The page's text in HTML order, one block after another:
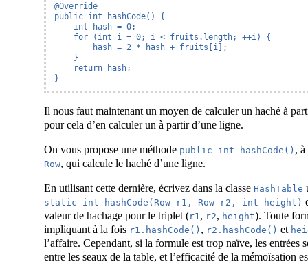
@Override
public int hashCode() {
    int hash = 0;
    for (int i = 0; i < fruits.length; ++i) {
        hash = 2 * hash + fruits[i];
    }
    return hash;
}
Il nous faut maintenant un moyen de calculer un haché à
pour cela d’en calculer un à partir d’une ligne.
On vous propose une méthode public int hashCode() , à
Row, qui calcule le haché d’une ligne.
En utilisant cette dernière, écrivez dans la classe HashTable
static int hashCode(Row r1, Row r2, int height)
valeur de hachage pour le triplet (r1, r2, height). Toute
impliquant à la fois r1.hashCode() , r2.hashCode() et
l’affaire. Cependant, si la formule est trop naïve, les entrées
entre les seaux de la table, et l’efficacité de la mémoïsation